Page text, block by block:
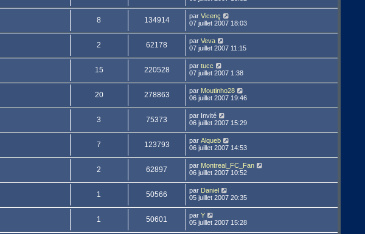
8 134914 par Vicenç
07 juillet 2007 18:03
2 62178 par Veva
07 juillet 2007 11:15
15 220528 par tucc
07 juillet 2007 1:38
20 278863 par Moutinho28
06 juillet 2007 19:46
3 75373 par Invité
06 juillet 2007 15:29
7 123793 par Alqueb
06 juillet 2007 14:53
2 62897 par Montreal_FC_Fan
06 juillet 2007 10:52
1 50566 par Daniel
05 juillet 2007 20:35
1 50601 par Y
05 juillet 2007 15:28